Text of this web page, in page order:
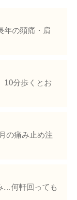
年の頭痛・肩
10分歩くとお
の痛み止め注
…何軒回っても